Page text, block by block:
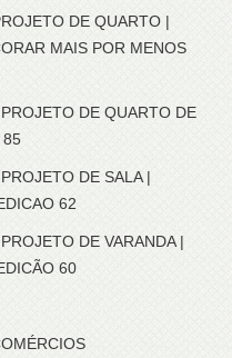
DE QUARTO |
MAIS POR MENOS
DE QUARTO DE
85
DE SALA |
62
DE VARANDA |
60